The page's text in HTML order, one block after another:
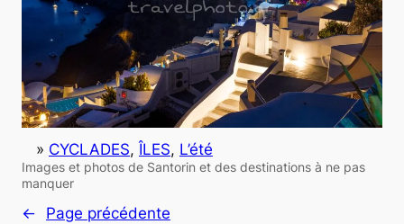
» CYCLADES, ÎLES, L’été
Images et photos de Santorin et des destinations à ne pas
manquer
← Page précédente